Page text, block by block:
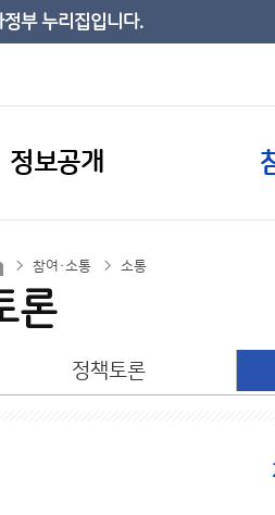
부 누리집입니다.
정보공개
참여·소통 소통
론
정책토론